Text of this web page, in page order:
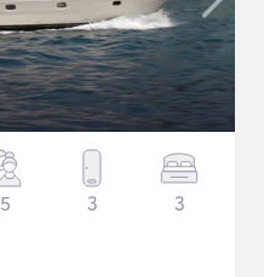
5 3 3